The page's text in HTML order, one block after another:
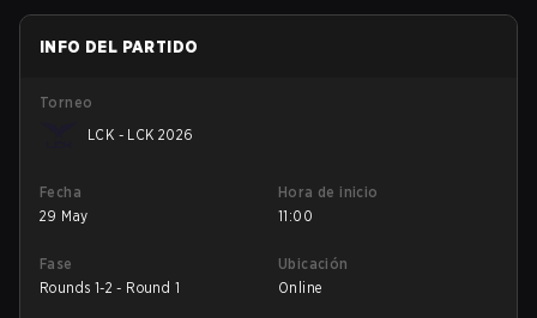
INFO DEL PARTIDO
Torneo
LCK - LCK 2026
Fecha
29 May
Hora de inicio
11:00
Fase
Rounds 1-2 - Round 1
Ubicación
Online